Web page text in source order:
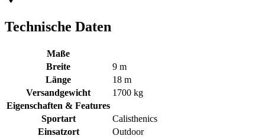
Technische Daten
Maße
Breite
9 m
Länge
18 m
Versandgewicht
1700 kg
Eigenschaften & Features
Sportart
Calisthenics
Einsatzort
Outdoor